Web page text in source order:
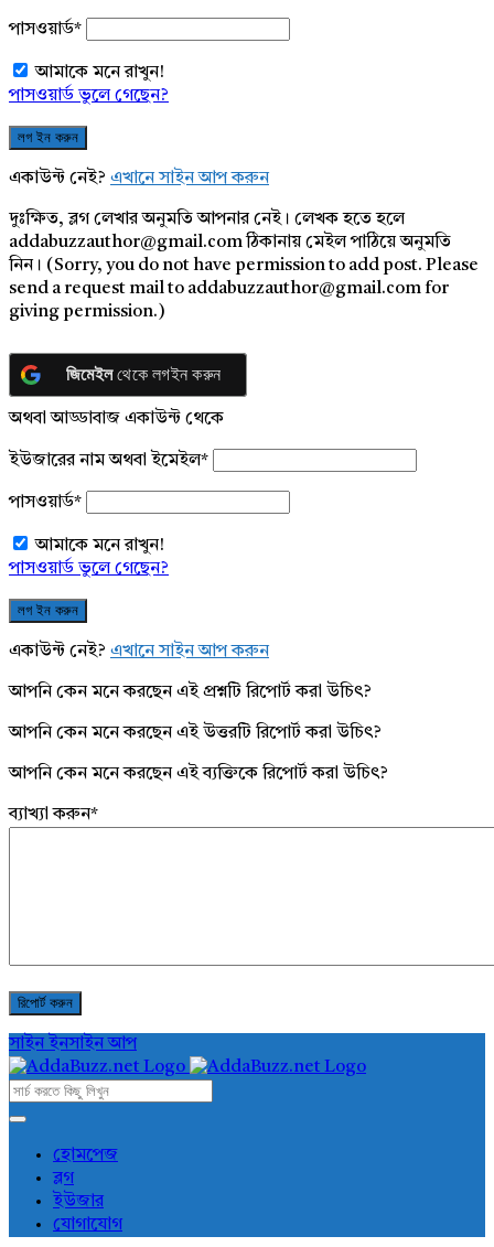
পাসওয়ার্ড*
আমাকে মনে রাখুন!
পাসওয়ার্ড ভুলে গেছেন?
একাউন্ট নেই? এখানে সাইন আপ করুন
দুঃক্ষিত, ব্লগ লেখার অনুমতি আপনার নেই। লেখক হতে হলে
addabuzzauthor@gmail.com ঠিকানায় মেইল পাঠিয়ে অনুমতি
নিন। (Sorry, you do not have permission to add post. Please
send a request mail to addabuzzauthor@gmail.com for
giving permission.)
জিমেইলথেকে লগইন করুন
অথবা আড্ডাবাজ একাউন্ট থেকে
ইউজারের নাম অথবা ইমেইল*
পাসওয়ার্ড*
আমাকে মনে রাখুন!
পাসওয়ার্ড ভুলে গেছেন?
একাউন্ট নেই? এখানে সাইন আপ করুন
আপনি কেন মনে করছেন এই প্রশ্নটি রিপোর্ট করা উচিৎ?
আপনি কেন মনে করছেন এই উত্তরটি রিপোর্ট করা উচিৎ?
আপনি কেন মনে করছেন এই ব্যক্তিকে রিপোর্ট করা উচিৎ?
ব্যাখ্যা করুন*
সাইন ইনসাইন আপ
AddaBuzz.net
AddaBuzz.net
Navigation
হোমপেজ
ব্লগ
ইউজার
যোগাযোগ